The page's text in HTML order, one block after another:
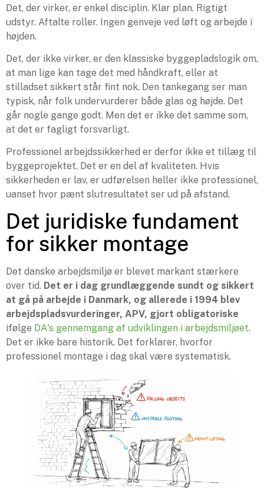
Det, der virker, er enkel disciplin. Klar plan. Rigtigt
udstyr. Aftalte roller. Ingen genveje ved løft og arbejde i
højden.
Det, der ikke virker, er den klassiske byggepladslogik om,
at man lige kan tage det med håndkraft, eller at
stilladset sikkert står fint nok. Den tankegang ser man
typisk, når folk undervurderer både glas og højde. Det
går nogle gange godt. Men det er ikke det samme som,
at det er fagligt forsvarligt.
Professionel arbejdssikkerhed er derfor ikke et tillæg til
byggeprojektet. Det er en del af kvaliteten. Hvis
sikkerheden er lav, er udførelsen heller ikke professionel,
uanset hvor pænt slutresultatet ser ud på afstand.
Det juridiske fundament
for sikker montage
Det danske arbejdsmiljø er blevet markant stærkere
over tid. Det er i dag grundlæggende sundt og sikkert
at gå på arbejde i Danmark, og allerede i 1994 blev
arbejdspladsvurderinger, APV, gjort obligatoriske
ifølge DA's gennemgang af udviklingen i arbejdsmiljøet.
Det er ikke bare historik. Det forklarer, hvorfor
professionel montage i dag skal være systematisk.